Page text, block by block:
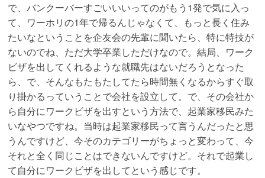
で、バンクーバーすごいいいってのがもう1発で気に入っ
て、ワーホリの1年で帰るんじゃなくて、もっと長く住み
たいなということを企友会の先輩に聞いたら、特に特技が
ないのでね、ただ大学卒業しただけなので。結局、ワーク
ビザを出してくれるような就職先はないだろうとなった
ら、で、そんなもたもたしてたら時間無くなるからすぐ取
り掛かるっていうことで会社を設立して。で、その会社か
ら自分にワークビザを出すという方法で、起業家移民みた
いなやつですね。当時は起業家移民って言うんだったと思
うんですけど、今そのカテゴリーがちょっと変わって、今
それと全く同じことはできないんですけど。それで起業し
て自分にワークビザを出してという感じです。